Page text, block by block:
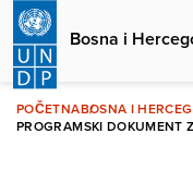
Skip
main
content
Bosna i
POČETNABOSNA I
PROGRAMSKI DOKUMENT